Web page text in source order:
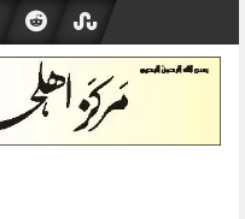
content